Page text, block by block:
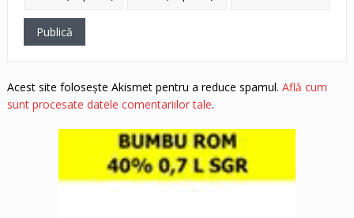
Acest site folosește Akismet pentru a reduce spamul. Află cum
sunt procesate datele comentariilor tale.